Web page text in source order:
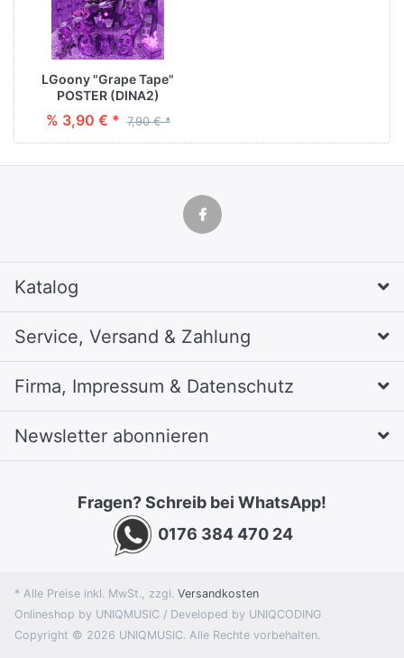
LGoony "Grape Tape"
POSTER (DINA2)
% 3,90 € * 7,90 € *
Katalog
Service, Versand & Zahlung
Firma, Impressum & Datenschutz
Newsletter abonnieren
Fragen? Schreib bei WhatsApp!
0176 384 470 24
* Alle Preise inkl. MwSt., zzgl. Versandkosten
Onlineshop by UNIQMUSIC / Developed by UNIQCODING
Copyright © 2026 UNIQMUSIC. Alle Rechte vorbehalten.